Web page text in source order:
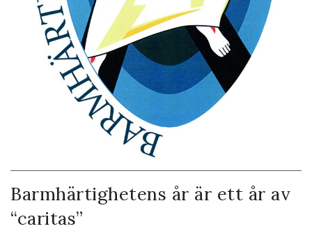
Barmhärtighetens år är ett år av
“caritas”